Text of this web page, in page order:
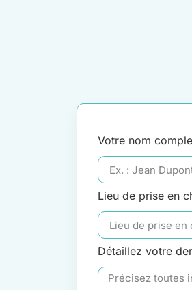
Votre nom
Lieu de prise en
Détaillez votre